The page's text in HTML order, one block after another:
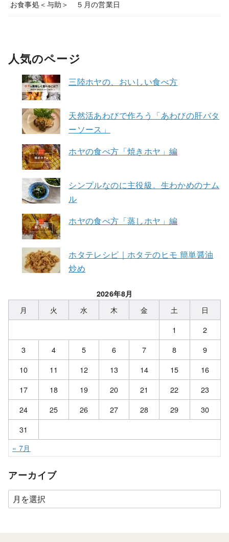
お食事処＜与助＞ ５月の営業日
人気のページ
三陸ホヤの、おいしい食べ方
天然活あわびで作ろう「あわびの肝バタ
ーソース」
ホヤの食べ方「焼きホヤ」編
シンプルなのに主役級。生わかめのナム
ル
ホヤの食べ方「蒸しホヤ」編
ホタテレシピ｜ホタテのヒモ 簡単醤油
炒め
2026年8月
月 火 水 木 金 土
日
1
2
3
4 5 6 7 8
9
10
11 12 13 14 15
16
17
18 19 20 21 22
23
24
25 26 27 28 29
30
31
« 7月
アーカイブ
ア
ー